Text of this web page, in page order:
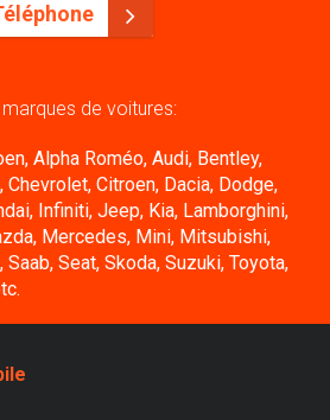
de voitures:
Alpha Roméo, Audi, Bentley,
Chevrolet, Citroen, Dacia, Dodge,
Infiniti, Jeep, Kia, Lamborghini,
Mercedes, Mini, Mitsubishi,
Seat, Skoda, Suzuki, Toyota,